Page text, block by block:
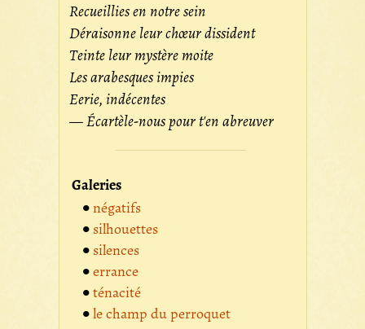
Recueillies en notre sein
Déraisonne leur chœur dissident
Teinte leur mystère moite
Les arabesques impies
Eerie, indécentes
— Écartèle-nous pour t'en abreuver
Galeries
négatifs
silhouettes
silences
errance
ténacité
le champ du perroquet